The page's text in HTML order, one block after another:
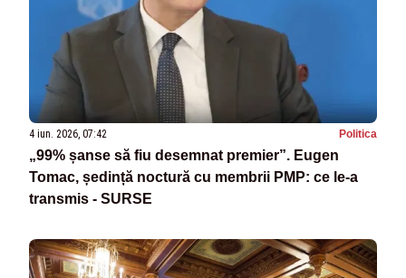
4 iun. 2026, 07:42 Politica
„99% șanse să fiu desemnat premier”. Eugen
Tomac, ședință noctură cu membrii PMP: ce le-a
transmis - SURSE